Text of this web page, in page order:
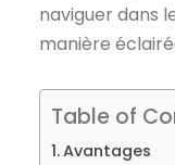
naviguer dans
manière
Table of
Avantages